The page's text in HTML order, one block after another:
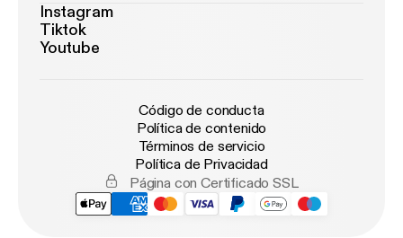
Instagram
Tiktok
Youtube
Código de conducta
Política de contenido
Términos de servicio
Política de Privacidad
Página con Certificado SSL